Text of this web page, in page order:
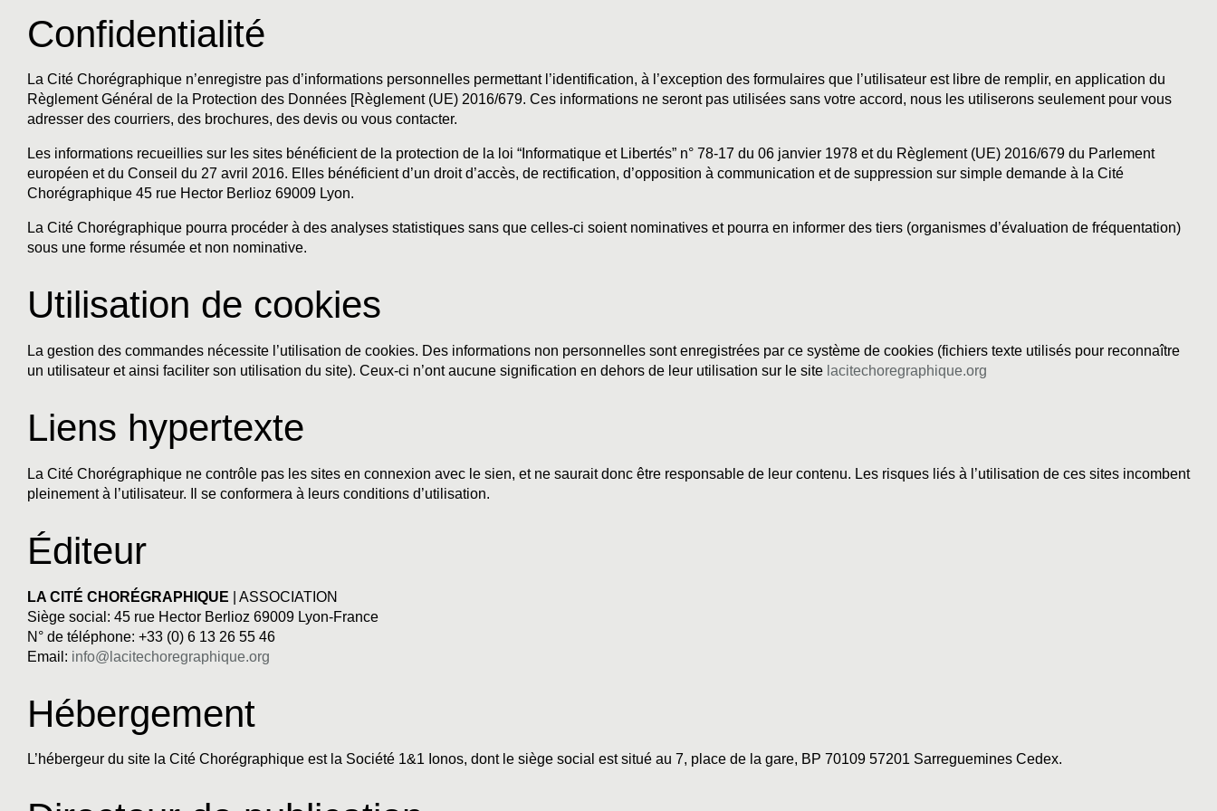
Confidentialité
La Cité Chorégraphique n’enregistre pas d’informations personnelles permettant l’identification, à l’exception des formulaires que l’utilisateur est libre de remplir, en application du
Règlement Général de la Protection des Données [Règlement (UE) 2016/679. Ces informations ne seront pas utilisées sans votre accord, nous les utiliserons seulement pour vous
adresser des courriers, des brochures, des devis ou vous contacter.
Les informations recueillies sur les sites bénéficient de la protection de la loi “Informatique et Libertés” n° 78-17 du 06 janvier 1978 et du Règlement (UE) 2016/679 du Parlement
européen et du Conseil du 27 avril 2016. Elles bénéficient d’un droit d’accès, de rectification, d’opposition à communication et de suppression sur simple demande à la Cité
Chorégraphique 45 rue Hector Berlioz 69009 Lyon.
La Cité Chorégraphique pourra procéder à des analyses statistiques sans que celles-ci soient nominatives et pourra en informer des tiers (organismes d’évaluation de fréquentation)
sous une forme résumée et non nominative.
Utilisation de cookies
La gestion des commandes nécessite l’utilisation de cookies. Des informations non personnelles sont enregistrées par ce système de cookies (fichiers texte utilisés pour reconnaître
un utilisateur et ainsi faciliter son utilisation du site). Ceux-ci n’ont aucune signification en dehors de leur utilisation sur le site lacitechoregraphique.org
Liens hypertexte
La Cité Chorégraphique ne contrôle pas les sites en connexion avec le sien, et ne saurait donc être responsable de leur contenu. Les risques liés à l’utilisation de ces sites incombent
pleinement à l’utilisateur. Il se conformera à leurs conditions d’utilisation.
Éditeur
LA CITÉ CHORÉGRAPHIQUE | ASSOCIATION
Siège social: 45 rue Hector Berlioz 69009 Lyon-France
N° de téléphone: +33 (0) 6 13 26 55 46
Email: info@lacitechoregraphique.org
Hébergement
L’hébergeur du site la Cité Chorégraphique est la Société 1&1 Ionos, dont le siège social est situé au 7, place de la gare, BP 70109 57201 Sarreguemines Cedex.